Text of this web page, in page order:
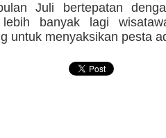
Juli bertepatan
lebih banyak lagi
untuk menyaksikan pesta